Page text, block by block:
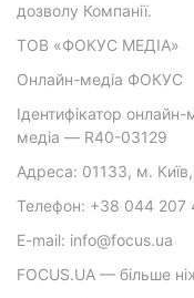
дозволу Компанії.
ТОВ «ФОКУС МЕДІА»
Онлайн-медіа ФОКУС
Ідентифікатор онлайн-
медіа — R40-03129
Адреса: 01133, м.
Телефон: +38 044 207
E-mail: info@focus.ua
FOCUS.UA — більше